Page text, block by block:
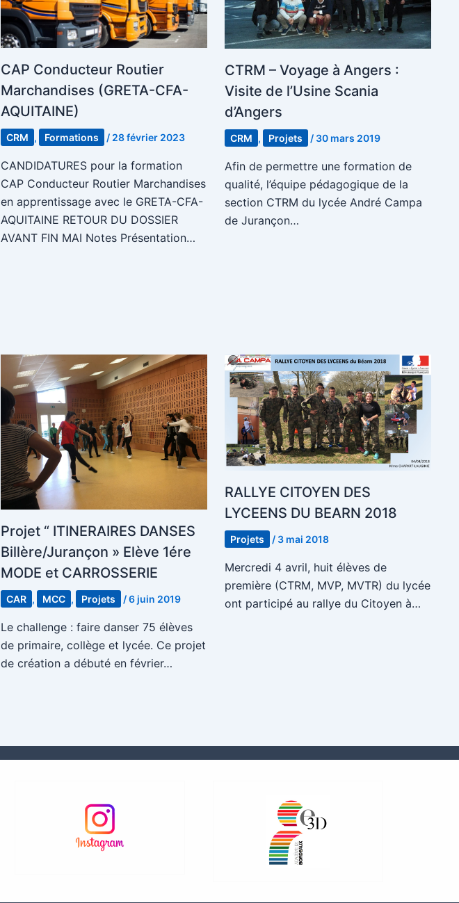
CAP Conducteur Routier
Marchandises (GRETA-CFA-
AQUITAINE)
CRM , Formations / 28 février 2023
CANDIDATURES pour la formation
CAP Conducteur Routier Marchandises
en apprentissage avec le GRETA-CFA-
AQUITAINE RETOUR DU DOSSIER
AVANT FIN MAI Notes Présentation…
CTRM – Voyage à Angers :
Visite de l’Usine Scania
d’Angers
CRM , Projets / 30 mars 2019
Afin de permettre une formation de
qualité, l’équipe pédagogique de la
section CTRM du lycée André Campa
de Jurançon…
Projet “ ITINERAIRES DANSES
Billère/Jurançon » Elève 1ére
MODE et CARROSSERIE
CAR , MCC , Projets /6 juin 2019
Le challenge : faire danser 75 élèves
de primaire, collège et lycée. Ce projet
de création a débuté en février…
RALLYE CITOYEN DES
LYCEENS DU BEARN 2018
Projets / 3 mai 2018
Mercredi 4 avril, huit élèves de
première (CTRM, MVP, MVTR) du lycée
ont participé au rallye du Citoyen à…